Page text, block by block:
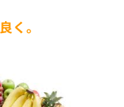
く。